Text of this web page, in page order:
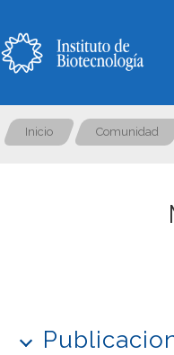
Inicio Comunidad